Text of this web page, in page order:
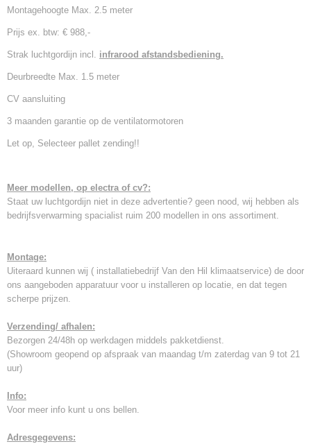
Montagehoogte Max. 2.5 meter
Prijs ex. btw: € 988,-
Strak luchtgordijn incl. infrarood afstandsbediening.
Deurbreedte Max. 1.5 meter
CV aansluiting
3 maanden garantie op de ventilatormotoren
Let op, Selecteer pallet zending!!
Meer modellen, op electra of cv?:
Staat uw luchtgordijn niet in deze advertentie? geen nood, wij hebben als
bedrijfsverwarming spacialist ruim 200 modellen in ons assortiment.
Montage:
Uiteraard kunnen wij ( installatiebedrijf Van den Hil klimaatservice) de door
ons aangeboden apparatuur voor u installeren op locatie, en dat tegen
scherpe prijzen.
Verzending/ afhalen:
Bezorgen 24/48h op werkdagen middels pakketdienst.
(Showroom geopend op afspraak van maandag t/m zaterdag van 9 tot 21
uur)
Info:
Voor meer info kunt u ons bellen.
Adresgegevens: